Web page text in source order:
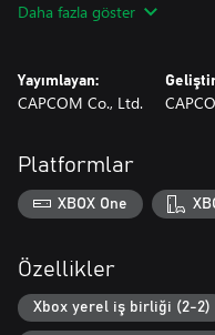
sorunsuz ve eğlenceli kılar!
- Deneyimsiz misin? Sorun
Özellikleri ve eğitim modları
sahiptir.
Dahası, oyuncular
yükleyebilirler ve kaldıkları
- Ek Özellikler!
yapımında kullanılan
tümünden 700'den fazla
Daha fazla göster
Yayımlayan:
CAPCOM Co., Ltd.
Platformlar
XBOX One
Özellikler
Xbox yerel iş birliği (2-2)